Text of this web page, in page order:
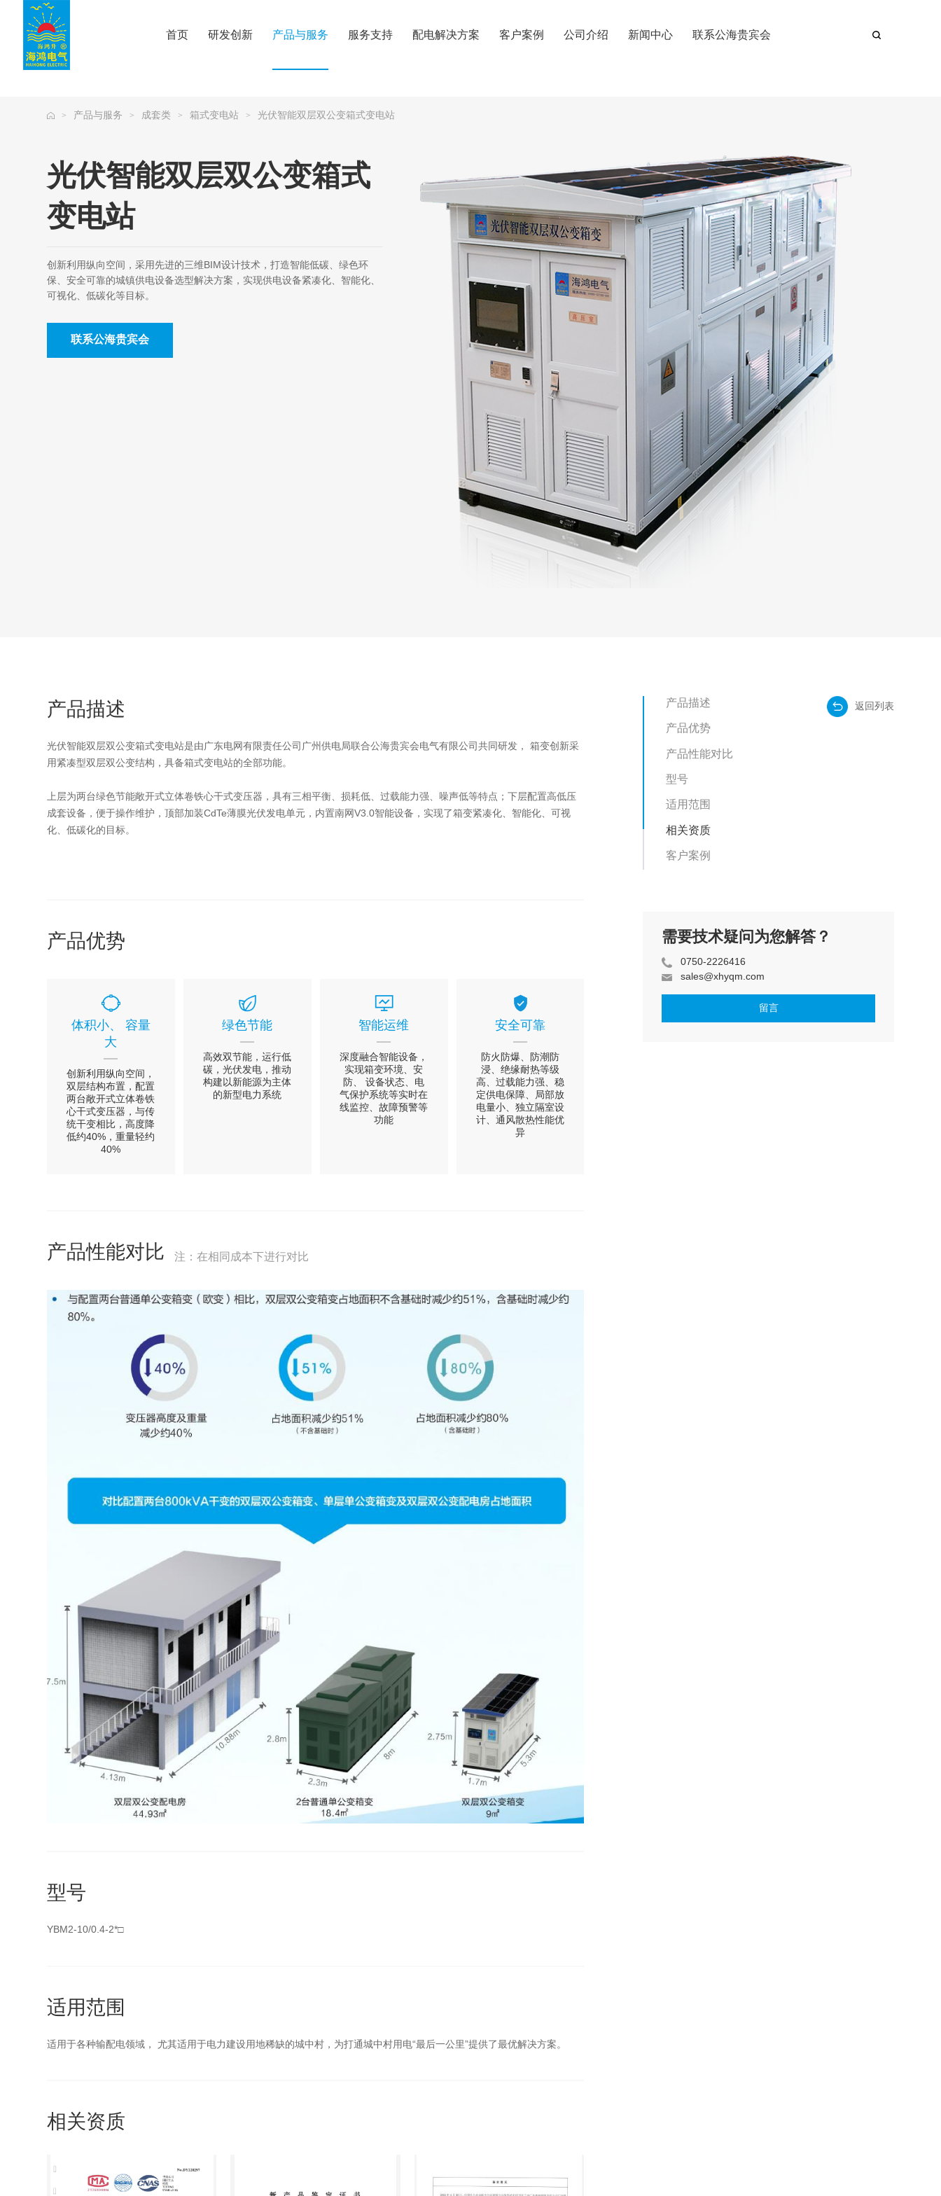
公海贵宾会
首页 研发创新 产品与服务 服务支持 配电解决方案 客户案例 公司介绍 新闻中心 联系公海贵宾会
> 产品与服务 > 成套类 > 箱式变电站 > 光伏智能双层双公变箱式变电站
光伏智能双层双公变箱式
变电站
创新利用纵向空间，采用先进的三维BIM设计技术，打造智能低碳、绿色环
保、安全可靠的城镇供电设备选型解决方案，实现供电设备紧凑化、智能化、
可视化、低碳化等目标。
联系公海贵宾会
产品描述
光伏智能双层双公变箱式变电站是由广东电网有限责任公司广州供电局联合公海贵宾会电气有限公司共同研发， 箱变创新采
用紧凑型双层双公变结构，具备箱式变电站的全部功能。
上层为两台绿色节能敞开式立体卷铁心干式变压器，具有三相平衡、损耗低、过载能力强、噪声低等特点；下层配置高低压
成套设备，便于操作维护，顶部加装CdTe薄膜光伏发电单元，内置南网V3.0智能设备，实现了箱变紧凑化、智能化、可视
化、低碳化的目标。
产品优势
体积小、 容量
大
创新利用纵向空间，
双层结构布置，配置
两台敞开式立体卷铁
心干式变压器，与传
统干变相比，高度降
低约40%，重量轻约
40%
绿色节能
高效双节能，运行低
碳，光伏发电，推动
构建以新能源为主体
的新型电力系统
智能运维
深度融合智能设备，
实现箱变环境、安
防、 设备状态、电
气保护系统等实时在
线监控、故障预警等
功能
安全可靠
防火防爆、防潮防
浸、绝缘耐热等级
高、过载能力强、稳
定供电保障、局部放
电量小、独立隔室设
计、通风散热性能优
异
产品性能对比 注：在相同成本下进行对比
型号
YBM2-10/0.4-2*□
适用范围
适用于各种输配电领域， 尤其适用于电力建设用地稀缺的城中村，为打通城中村用电“最后一公里”提供了最优解决方案。
相关资质
产品描述
产品优势
产品性能对比
型号
适用范围
相关资质
客户案例
返回列表
需要技术疑问为您解答？
0750-2226416
sales@xhyqm.com
留言